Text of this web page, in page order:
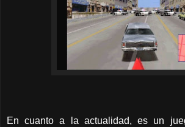
En cuanto a la actualidad, es un